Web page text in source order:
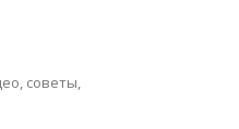
советы,